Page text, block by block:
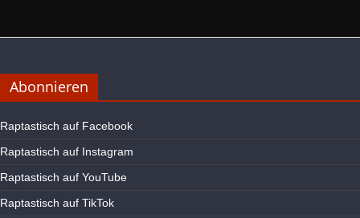
Abonnieren
Raptastisch auf Facebook
Raptastisch auf Instagram
Raptastisch auf YouTube
Raptastisch auf TikTok